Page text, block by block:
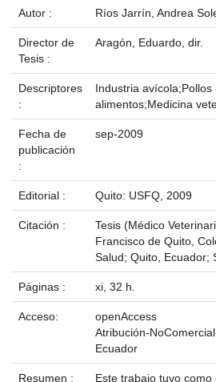
Autor : Ríos Jarrín, Andrea
Director de
Tesis :
Aragón, Eduardo, dir.
Descriptores
:
Industria avícola;Pollos
alimentos;Medicina
Fecha de
publicación
:
sep-2009
Editorial : Quito: USFQ, 2009
Citación :
Tesis (Médico
Francisco de Quito,
Salud; Quito, Ecuador;
Páginas : xi, 32 h.
Acceso:
openAccess
Atribución-
Ecuador
Resumen :
Este trabajo tuvo